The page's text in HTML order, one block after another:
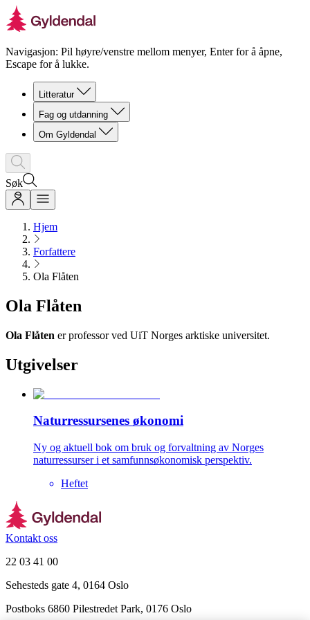
Navigasjon: Pil høyre/venstre mellom menyer, Enter for å åpne,
Escape for å lukke.
Litteratur
Fag og utdanning
Om Gyldendal
Søk
Hjem
Forfattere
Ola Flåten
Ola Flåten
Ola Flåten er professor ved UiT Norges arktiske universitet.
Utgivelser
Naturressursenes økonomi
Ny og aktuell bok om bruk og forvaltning av Norges
naturressurser i et samfunnsøkonomisk perspektiv.
Heftet
Kontakt oss
22 03 41 00
Sehesteds gate 4, 0164 Oslo
Postboks 6860 Pilestredet Park, 0176 Oslo